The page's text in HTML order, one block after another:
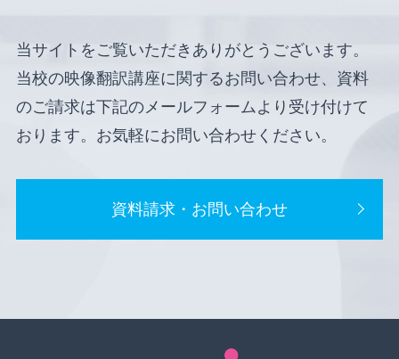
当サイトをご覧いただきありがとうございます。
当校の映像翻訳講座に関するお問い合わせ、資料
のご請求は下記のメールフォームより受け付けて
おります。お気軽にお問い合わせください。
資料請求・お問い合わせ